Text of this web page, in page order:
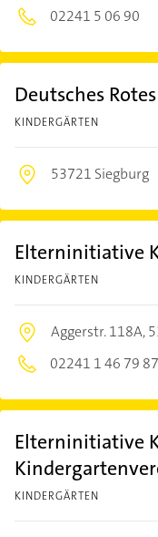
02241 5 06 90
Deutsches
KINDERGÄRTEN
53721 Siegburg
Elterninitiative
KINDERGÄRTEN
Aggerstr. 118A,
02241 1 46 79 87
Elterninitiative
KINDERGÄRTEN